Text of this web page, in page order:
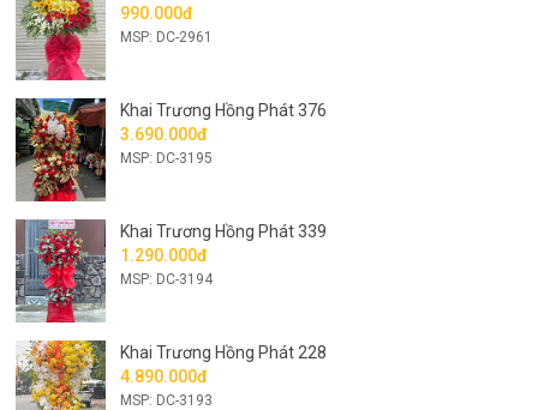
990.000đ
MSP: DC-2961
Khai Trương Hồng Phát 376
3.690.000đ
MSP: DC-3195
Khai Trương Hồng Phát 339
1.290.000đ
MSP: DC-3194
Khai Trương Hồng Phát 228
4.890.000đ
MSP: DC-3193